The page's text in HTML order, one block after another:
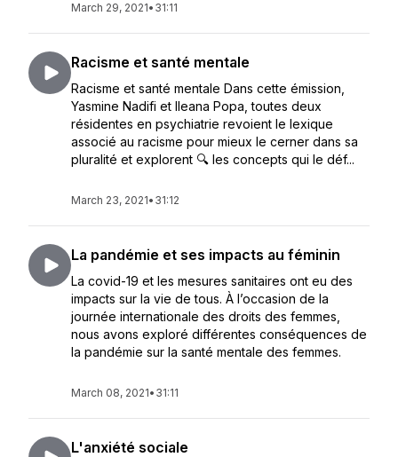
March 29, 2021• 31:11
Racisme et santé mentale
Racisme et santé mentale Dans cette émission,
Yasmine Nadifi et Ileana Popa, toutes deux
résidentes en psychiatrie revoient le lexique
associé au racisme pour mieux le cerner dans sa
pluralité et explorent 🔍 les concepts qui le déf...
March 23, 2021• 31:12
La pandémie et ses impacts au féminin
La covid-19 et les mesures sanitaires ont eu des
impacts sur la vie de tous. À l’occasion de la
journée internationale des droits des femmes,
nous avons exploré différentes conséquences de
la pandémie sur la santé mentale des femmes.
March 08, 2021• 31:11
L'anxiété sociale